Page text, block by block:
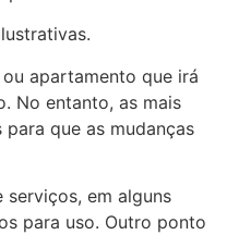
apartamento que irá
No entanto, as mais
que as mudanças
em alguns
para uso. Outro ponto